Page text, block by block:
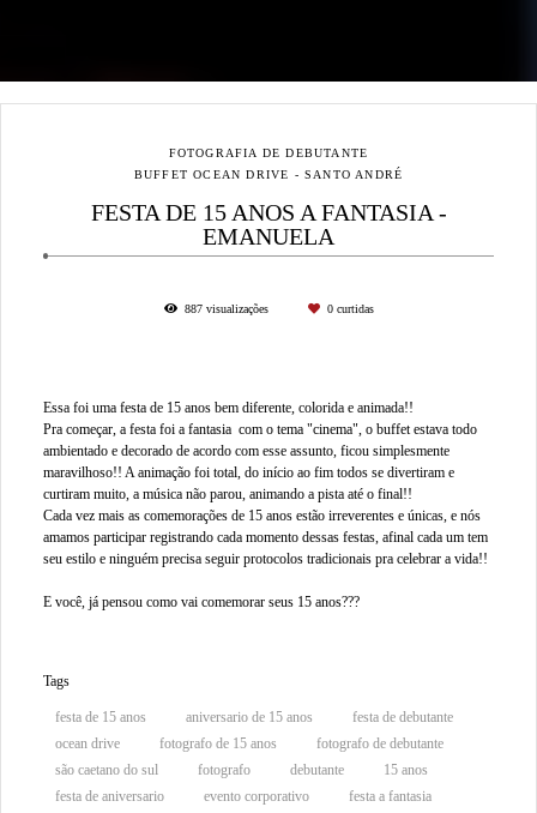
FOTOGRAFIA DE DEBUTANTE
BUFFET OCEAN DRIVE - SANTO ANDRÉ
FESTA DE 15 ANOS A FANTASIA -
EMANUELA
887visualizações 0curtidas
Essa foi uma festa de 15 anos bem diferente, colorida e animada!!
Pra começar, a festa foi a fantasia com o tema "cinema", o buffet estava todo
ambientado e decorado de acordo com esse assunto, ficou simplesmente
maravilhoso!! A animação foi total, do início ao fim todos se divertiram e
curtiram muito, a música não parou, animando a pista até o final!!
Cada vez mais as comemorações de 15 anos estão irreverentes e únicas, e nós
amamos participar registrando cada momento dessas festas, afinal cada um tem
seu estilo e ninguém precisa seguir protocolos tradicionais pra celebrar a vida!!
E você, já pensou como vai comemorar seus 15 anos???
Tags
festa de 15 anos aniversario de 15 anos
festa de debutante
ocean drive
fotografo de 15 anos
fotografo de debutante
são caetano do sul
fotografo debutante
15 anos
festa de aniversario
evento corporativo festa a fantasia